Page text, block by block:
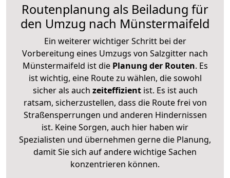
Routenplanung als Beiladung für
den Umzug nach Münstermaifeld
Ein weiterer wichtiger Schritt bei der
Vorbereitung eines Umzugs von Salzgitter nach
Münstermaifeld ist diePlanung der Routen. Es
ist wichtig, eine Route zu wählen, die sowohl
sicher als auch zeiteffizientist. Es ist auch
ratsam, sicherzustellen, dass die Route frei von
Straßensperrungen und anderen Hindernissen
ist. Keine Sorgen, auch hier haben wir
Spezialisten und übernehmen gerne die Planung,
damit Sie sich auf andere wichtige Sachen
konzentrieren können.